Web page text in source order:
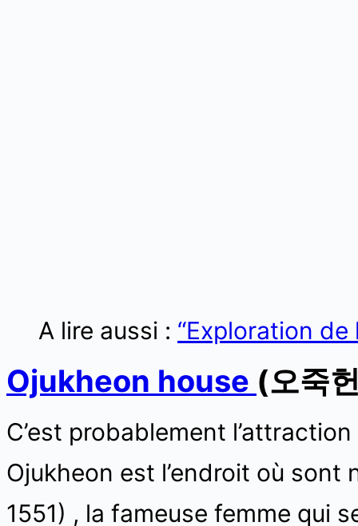
A lire aussi : “Exploration de
Ojukheon house (오죽
C’est probablement
Ojukheon est l’endroit où sont
1551) , la fameuse femme qui